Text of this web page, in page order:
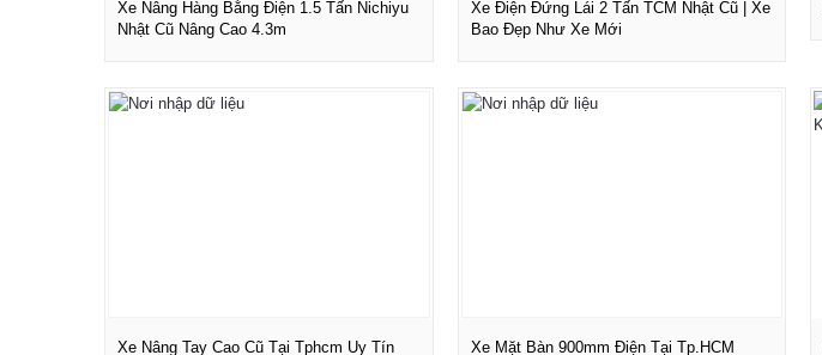
Xe Nâng Hàng Bằng Điện 1.5 Tấn Nichiyu
Nhật Cũ Nâng Cao 4.3m
Xe Điện Đứng Lái 2 Tấn TCM Nhật Cũ | Xe
Bao Đẹp Như Xe Mới
Xe Nâng Tay Cao Cũ Tại Tphcm Uy Tín Xe Mặt Bàn 900mm Điện Tại Tp.HCM